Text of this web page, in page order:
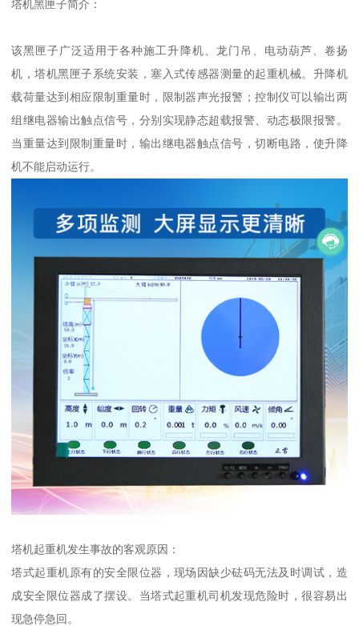
塔机黑匣子简介：
该黑匣子广泛适用于各种施工升降机、龙门吊、电动葫芦、卷扬
机，塔机黑匣子系统安装，塞入式传感器测量的起重机械。升降机
载荷量达到相应限制重量时，限制器声光报警；控制仪可以输出两
组继电器输出触点信号，分别实现静态超载报警、动态极限报警。
当重量达到限制重量时，输出继电器触点信号，切断电路，使升降
机不能启动运行。
塔机起重机发生事故的客观原因：
塔式起重机原有的安全限位器，现场因缺少砝码无法及时调试，造
成安全限位器成了摆设。当塔式起重机司机发现危险时，很容易出
现急停急回。